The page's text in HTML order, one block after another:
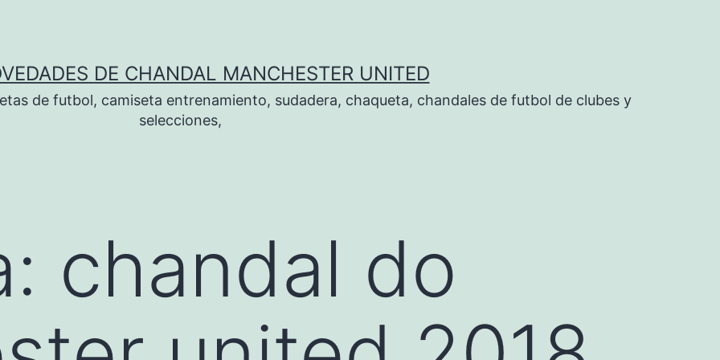
DE CHANDAL MANCHESTER UNITED
de futbol, camiseta entrenamiento, sudadera, chaqueta, chandales de futbol de clubes y
selecciones,
chandal do